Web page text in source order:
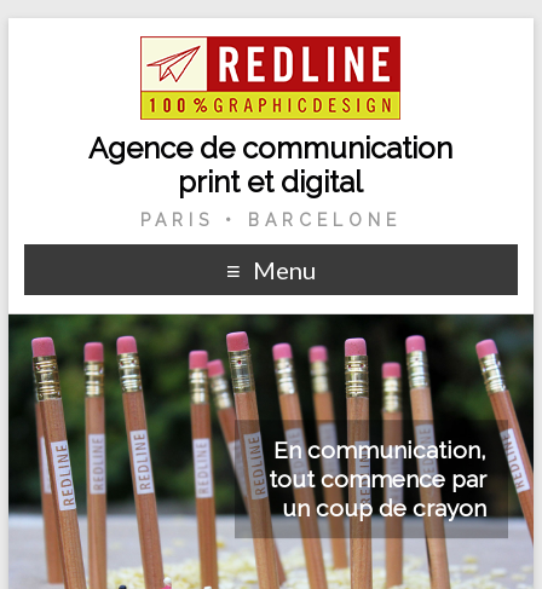
Agence de communication
print et digital
PARIS • BARCELONE
Menu
En communication,
tout commence par
un coup de crayon